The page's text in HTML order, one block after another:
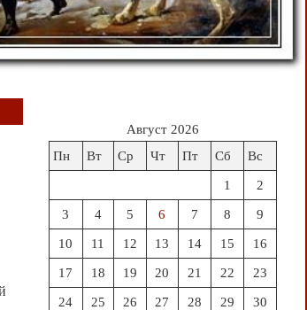
Август 2026
Пн
Вт Ср Чт Пт Сб Вс
1 2
3 4 5 6 7 8 9
10 11 12 13 14 15 16
17 18 19 20 21 22 23
24 25 26 27 28 29 30